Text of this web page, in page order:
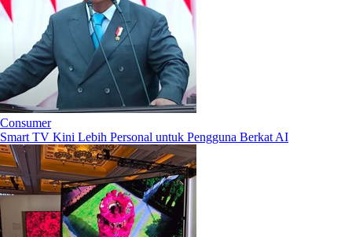
Consumer
Smart TV Kini Lebih Personal untuk Pengguna Berkat AI